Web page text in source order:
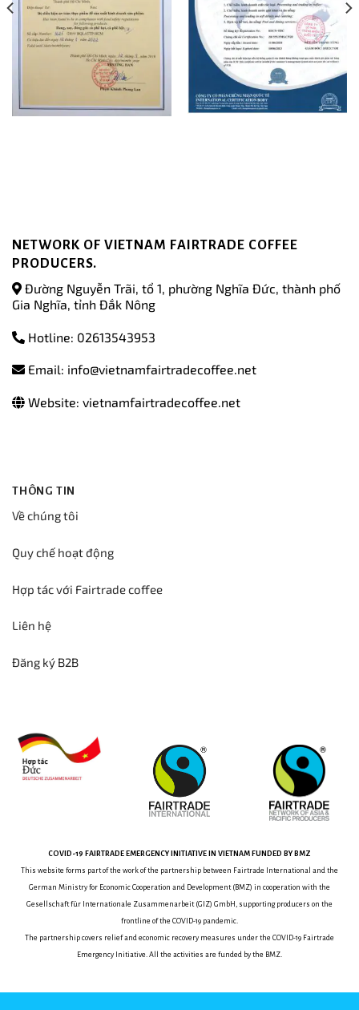
NETWORK OF VIETNAM FAIRTRADE COFFEE
PRODUCERS.
Đường Nguyễn Trãi, tổ 1, phường Nghĩa Đức, thành phố
Gia Nghĩa, tỉnh Đắk Nông
Hotline: 02613543953
Email: info@vietnamfairtradecoffee.net
Website: vietnamfairtradecoffee.net
THÔNG TIN
Về chúng tôi
Quy chế hoạt động
Hợp tác với Fairtrade coffee
Liên hệ
Đăng ký B2B
COVID-19 FAIRTRADE EMERGENCY INITIATIVE IN VIETNAM FUNDED BY BMZ
This website forms part of the work of the partnership between Fairtrade International and the
German Ministry for Economic Cooperation and Development (BMZ) in cooperation with the
Gesellschaft für Internationale Zusammenarbeit (GIZ) GmbH, supporting producers on the
frontline of the COVID-19 pandemic.
The partnership covers relief and economic recovery measures under the COVID-19 Fairtrade
Emergency Initiative. All the activities are funded by the BMZ.